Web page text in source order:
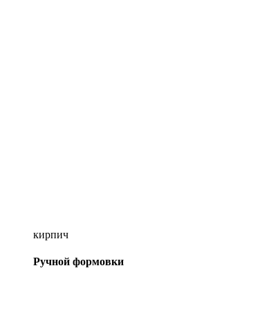
кирпич
Ручной формовки